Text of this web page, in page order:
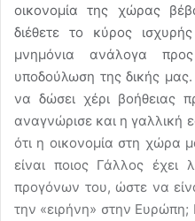
οικονομία της χώρας
διέθετε το κύρος
μνημόνια ανάλογα
υποδούλωση της δικής
να δώσει χέρι βοήθειας
αναγνώρισε και η γαλλική
ότι η οικονομία στη χώρα
είναι ποιος Γάλλος
προγόνων του, ώστε να
την «ειρήνη» στην